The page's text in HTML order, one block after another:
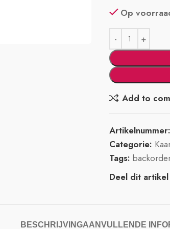
Op
Add to
Categorie:
Tags:
Deel dit artikel
BESCHRIJVINGAANVULLENDE